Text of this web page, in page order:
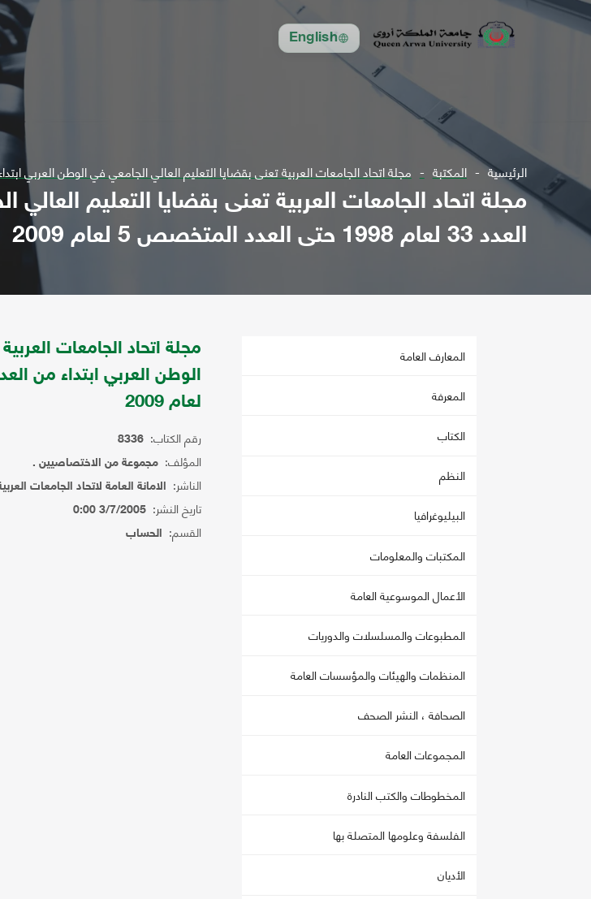
English
الرئيسية المكتبة مجلة اتحاد الجامعات العربية تعنى بقضايا التعليم العالي الجامعي في الوطن العربي ابتداء من العدد 33 لعام 1998 حتى العدد
مجلة اتحاد الجامعات العربية تعنى بقضايا التعليم
العدد 33 لعام 1998 حتى العدد المتخصص 5 لعام 2009
المعارف العامة
المعرفة
الكتاب
النظم
البيليوغرافيا
المكتبات والمعلومات
الأعمال الموسوعية العامة
المطبوعات والمسلسلات والدوريات
المنظمات والهيئات والمؤسسات العامة
الصحافة ، النشر الصحف
المجموعات العامة
المخطوطات والكتب النادرة
الفلسفة وعلومها المتصلة بها
الأديان
مجلة اتحاد الجامعات
لعام 2009
رقم الكتاب: 8336
المؤلف: مجموعة من الاختصاصيين .
الناشر: الامانة العامة لاتحاد الجامعات
تاريخ النشر: 3/7/2005 0:00
القسم: الحساب